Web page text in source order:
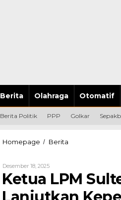
Berita Olahraga Otomatif
Berita Politik PPP Golkar
Homepage / Berita
Ahmad
Doli
Kurnia
Desember 18, 2025Oleh
Hendly
Mangkali
Ketua LPM